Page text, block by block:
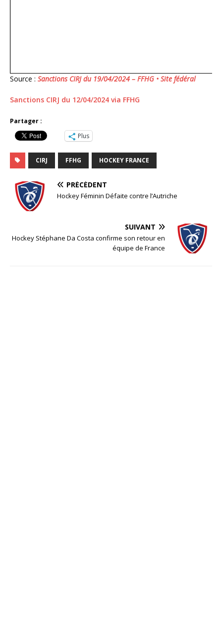
Source : Sanctions CIRJ du 19/04/2024 – FFHG • Site fédéral
Sanctions CIRJ du 12/04/2024 via FFHG
Partager :
Plus
CIRJ FFHG HOCKEY FRANCE
PRÉCÉDENT
Hockey Féminin Défaite contre l’Autriche
SUIVANT
Hockey Stéphane Da Costa confirme son retour en
équipe de France